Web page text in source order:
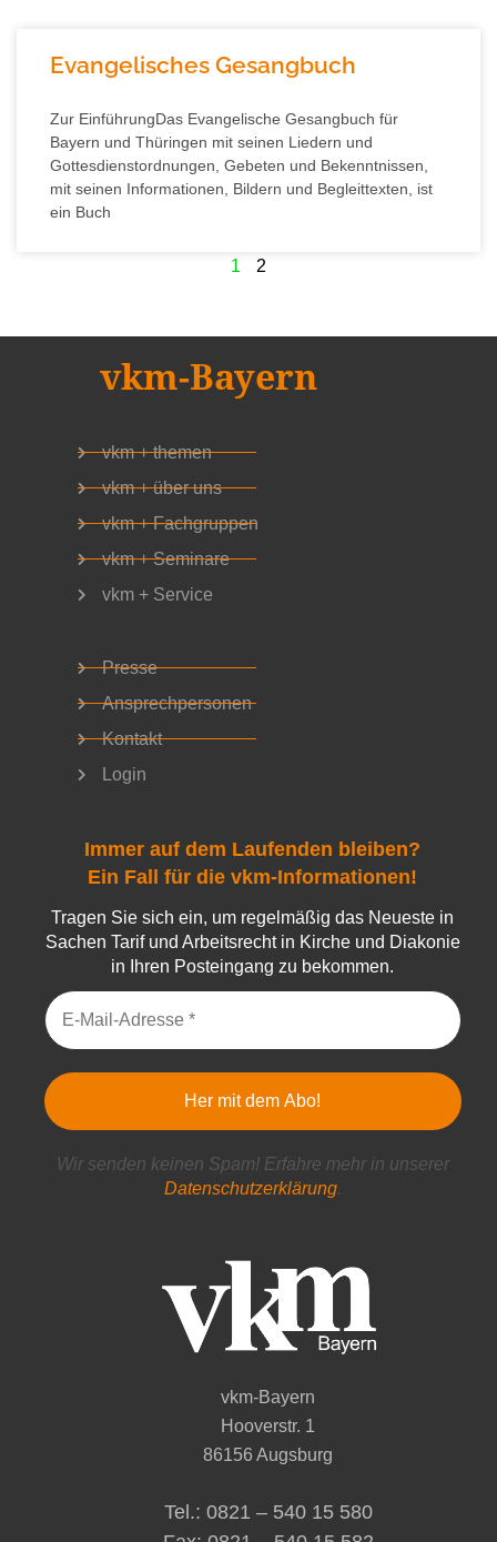
Evangelisches Gesangbuch
Zur EinführungDas Evangelische Gesangbuch für
Bayern und Thüringen mit seinen Liedern und
Gottesdienstordnungen, Gebeten und Bekenntnissen,
mit seinen Informationen, Bildern und Begleittexten, ist
ein Buch
1 2
vkm-Bayern
vkm + themen
vkm + über uns
vkm + Fachgruppen
vkm + Seminare
vkm + Service
Presse
Ansprechpersonen
Kontakt
Login
Immer auf dem Laufenden bleiben?
Ein Fall für die vkm-Informationen!
Tragen Sie sich ein, um regelmäßig das Neueste in
Sachen Tarif und Arbeitsrecht in Kirche und Diakonie
in Ihren Posteingang zu bekommen.
Wir senden keinen Spam! Erfahre mehr in unserer
Datenschutzerklärung.
vkm-Bayern
Hooverstr. 1
86156 Augsburg
Tel.: 0821 – 540 15 580